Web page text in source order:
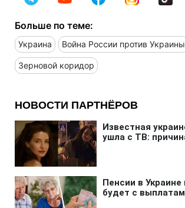
Больше по теме:
Украина Война России против Украины
Зерновой коридор